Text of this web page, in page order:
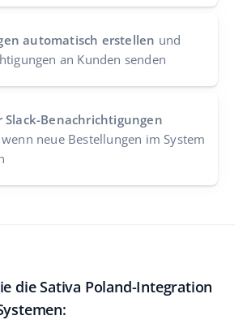
automatisch erstellen und
an Kunden senden
Slack-Benachrichtigungen
wenn neue Bestellungen im System
die Sativa Poland-Integration